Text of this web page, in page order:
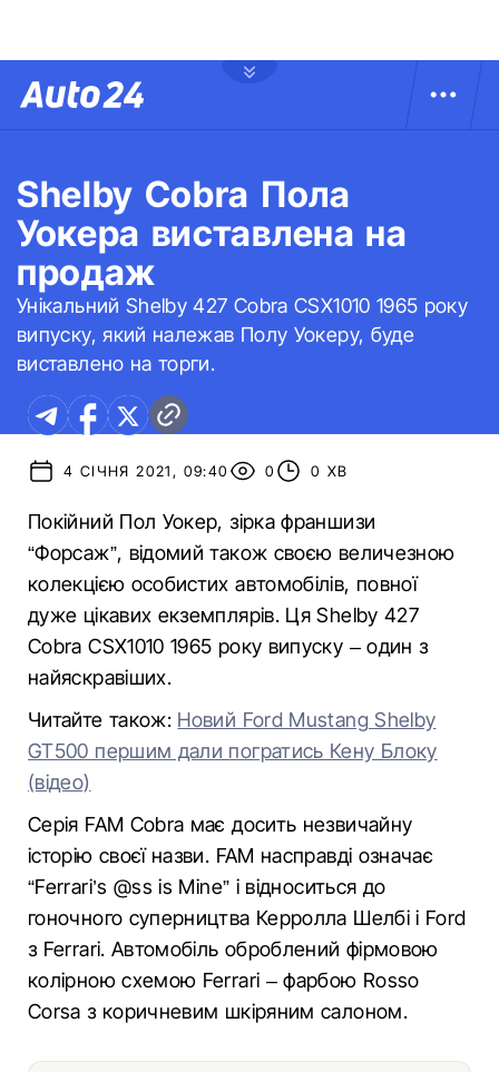
Shelby Cobra Пола
Уокера виставлена на
продаж
Унікальний Shelby 427 Cobra CSX1010 1965 року
випуску, який належав Полу Уокеру, буде
виставлено на торги.
4 СІЧНЯ 2021, 09:40 0 0 ХВ
Покійний Пол Уокер, зірка франшизи
“Форсаж”, відомий також своєю величезною
колекцією особистих автомобілів, повної
дуже цікавих екземплярів. Ця Shelby 427
Cobra CSX1010 1965 року випуску – один з
найяскравіших.
Читайте також: Новий Ford Mustang Shelby
GT500 першим дали погратись Кену Блоку
(відео)
Серія FAM Cobra має досить незвичайну
історію своєї назви. FAM насправді означає
“Ferrari’s @ss is Mine” і відноситься до
гоночного суперництва Керролла Шелбі і Ford
з Ferrari. Автомобіль оброблений фірмовою
колірною схемою Ferrari – фарбою Rosso
Corsa з коричневим шкіряним салоном.